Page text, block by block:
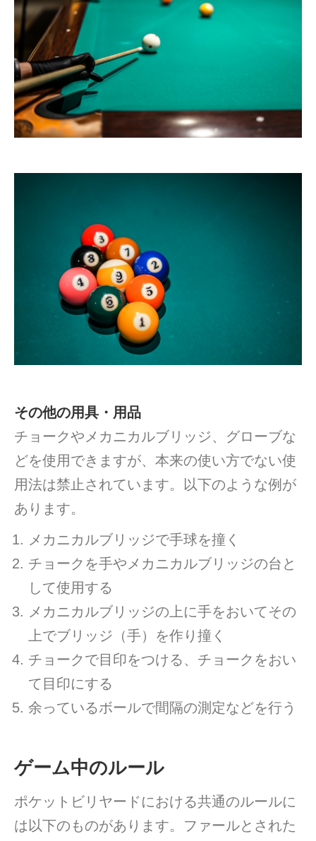
その他の用具・用品
チョークやメカニカルブリッジ、グローブな
どを使用できますが、本来の使い方でない使
用法は禁止されています。以下のような例が
あります。
メカニカルブリッジで手球を撞く
チョークを手やメカニカルブリッジの台と
して使用する
メカニカルブリッジの上に手をおいてその
上でブリッジ（手）を作り撞く
チョークで目印をつける、チョークをおい
て目印にする
余っているボールで間隔の測定などを行う
ゲーム中のルール
ポケットビリヤードにおける共通のルールに
は以下のものがあります。ファールとされた